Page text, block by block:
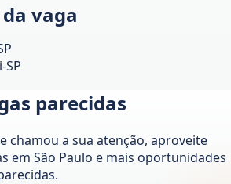
vaga
SP
parecidas
chamou a sua atenção, aproveite
em São Paulo e mais oportunidades